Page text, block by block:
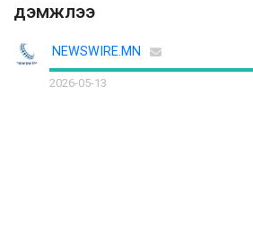
дэмжлээ
NEWSWIRE.MN
2026-05-13